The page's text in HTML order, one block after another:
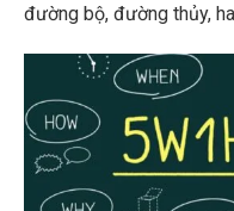
đường bộ, đường thủy,